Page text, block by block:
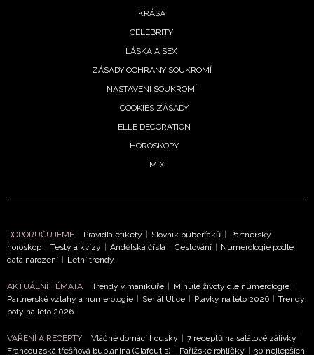
NEWSLETTER
ODESLAT
podmínkami společnosti BurdaMedia Extra s.r.o.a
KRÁSA
CELEBRITY
LÁSKA A SEX
ZÁSADY OCHRANY SOUKROMÍ
NASTAVENÍ SOUKROMÍ
COOKIES ZÁSADY
ELLE DECORATION
HOROSKOPY
MIX
DOPORUČUJEME Pravidla etikety | Slovník puberťáků | Partnerský
horoskop | Testy a kvízy | Andělská čísla | Cestování | Numerologie podle
data narození | Letní trendy
AKTUÁLNÍ TÉMATA Trendy v manikúře | Minulé životy dle numerologie |
Partnerské vztahy a numerologie | Seriál Ulice | Plavky na léto 2026 | Trendy
boty na léto 2026
VAŘENÍ A RECEPTY Vláčné domácí housky | 7 receptů na salátové zálivky |
Francouzská třešňová bublanina (Clafoutis) | Pařížské rohlíčky | 30 nejlepších